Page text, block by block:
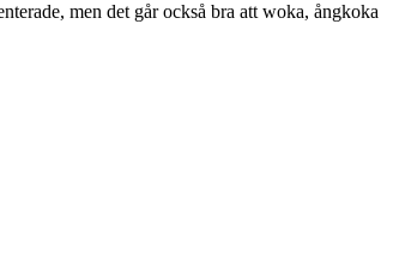
men det går också bra att woka, ångkoka